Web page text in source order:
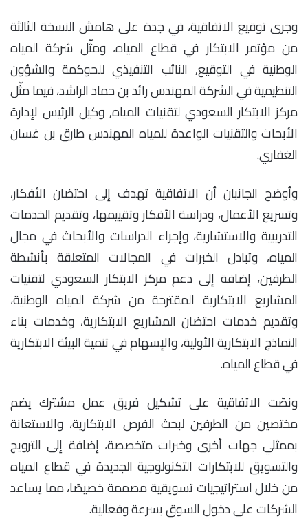
وجرى توقيع الاتفاقية، في جدة على هامش النسخة الثالثة
من مؤتمر الابتكار في قطاع المياه، ومثّل شركة المياه
الوطنية في التوقيع, النائب التنفيذي للحوكمة والشؤون
التنظيمية في الشركة المهندس رائد بن حماد الراشد، فيما مثّل
مركز الابتكار السعودي لتقنيات المياه, وكيل الرئيس لإدارة
الأبحاث والتقنيات الواعدة للمياه المهندس طارق بن غسان
الغفاري.
وأوضح الجانبان أن الاتفاقية تهدف إلى احتضان الأفكار،
وتسريع الأعمال، ودراسة الأفكار وتقييمها، وتقديم الخدمات
التدريبية والاستشارية، وإجراء الدراسات والأبحاث في مجال
المياه، وتبادل الخبرات في المجالات المتعلقة بأنشطة
الطرفين، إضافة إلى دعم مركز الابتكار السعودي لتقنيات
المشاريع الابتكارية المقترحة من شركة المياه الوطنية،
وتقديم خدمات احتضان المشاريع الابتكارية، وخدمات بناء
النماذج الابتكارية الأولية، والإسهام في تنمية البيئة الابتكارية
في قطاع المياه.
ونصّت الاتفاقية على تشكيل فريق عمل مشترك يضم
مختصين من الطرفين لبحث الفرص الابتكارية، والاستعانة
بممثلي جهات أخرى وخبرات متخصصة، إضافة إلى الترويج
والتسويق للابتكارات التكنولوجية الجديدة في قطاع المياه
من خلال استراتيجيات تسويقية مصممة خصيصًا، مما يساعد
الشركات على دخول السوق بسرعة وفعالية.